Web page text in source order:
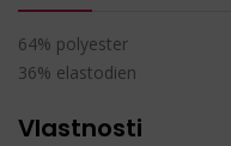
64% polyester
36% elastodien
Vlastnosti